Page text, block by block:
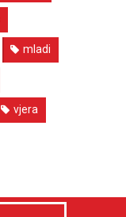
mladi
vjera